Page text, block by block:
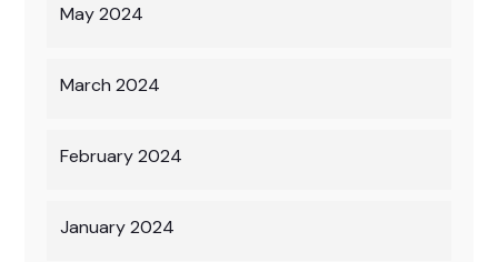
May 2024
March 2024
February 2024
January 2024